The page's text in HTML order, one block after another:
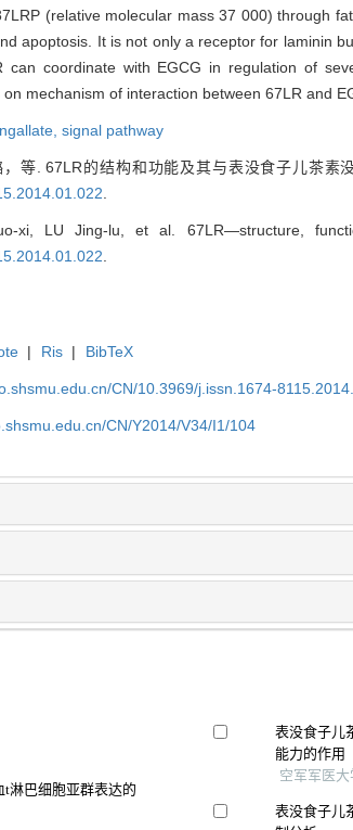
(relative molecular mass 37 000) through
apoptosis. It is not only a receptor for laminin
can coordinate with EGCG in regulation of
mechanism of interaction between 67LR and
signal pathway
等. 67LR的结构和功能及其与表没食子儿茶素
.
xi, LU Jing-lu, et al. 67LR—structure,
.
| Ris | BibTeX
CN/10.3969/j.issn.1674-
CN/Y2014/V34/I1/104
淋巴细胞亚群表达的
表没食子儿
能力的作用
空军军医大
表没食子儿